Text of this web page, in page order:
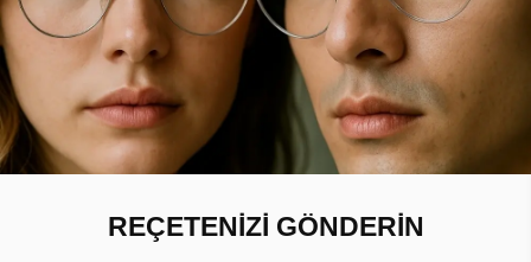
REÇETENİZİ GÖNDERİN